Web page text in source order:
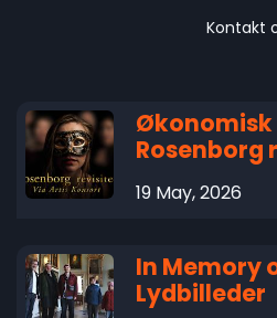
Kontakt
Rosenborg
19 May, 2026
In Memory
Lydbilleder